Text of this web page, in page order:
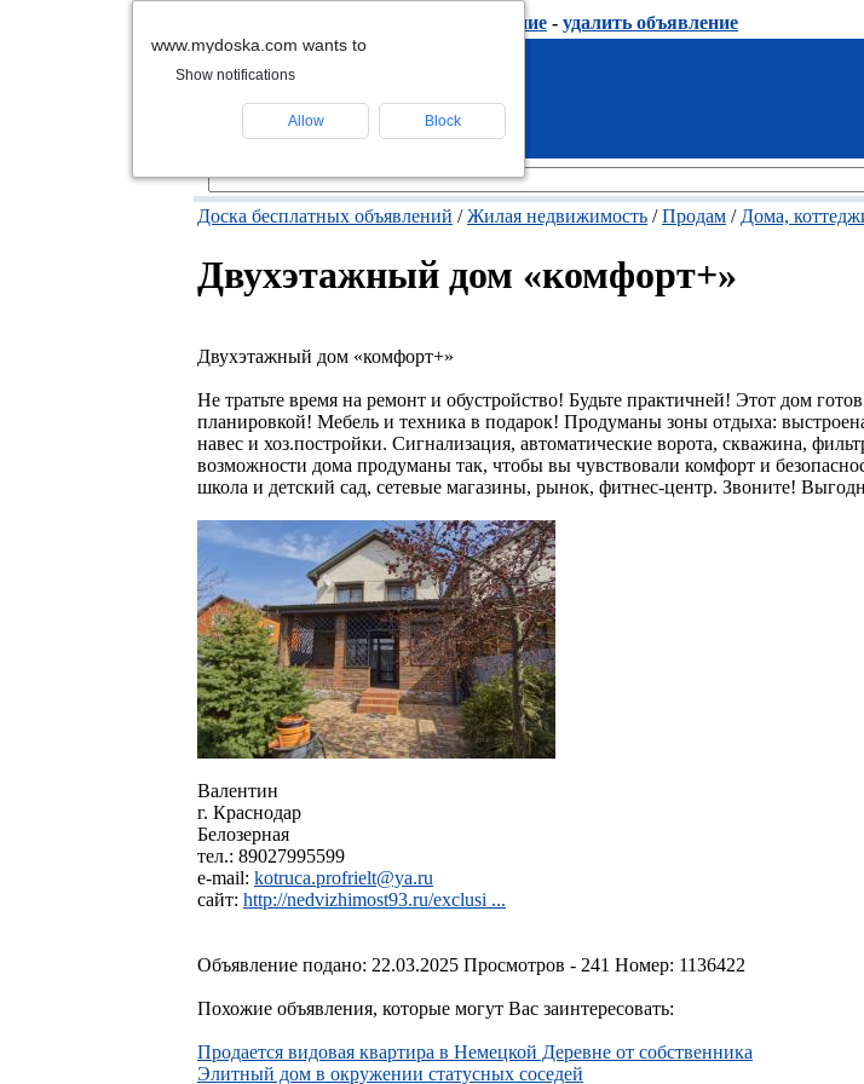
подать объявление - удалить объявление
Доска бесплатных объявлений /Жилая недвижимость /Продам / Дома,
Двухэтажный дом «комфорт+»
Двухэтажный дом «комфорт+»
Не тратьте время на ремонт и обустройство! Будьте практичней! Этот дом
планировкой! Мебель и техника в подарок! Продуманы зоны отдыха:
навес и хоз.постройки. Сигнализация, автоматические ворота, скважина,
возможности дома продуманы так, чтобы вы чувствовали комфорт и
школа и детский сад, сетевые магазины, рынок, фитнес-центр. Звоните!
Валентин
г. Краснодар
Белозерная
тел.: 89027995599
e-mail: kotruca.profrielt@ya.ru
сайт: http://nedvizhimost93.ru/exclusi ...
Объявление подано: 22.03.2025 Просмотров - 241 Номер: 1136422
Похожие объявления, которые могут Вас заинтересовать:
Продается видовая квартира в Немецкой Деревне от собственника
Элитный дом в окружении статусных соседей
www.mydoska.com wants to
Show notifications
Allow Block